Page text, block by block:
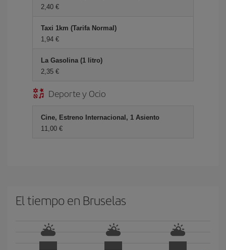
2,40 €
Taxi 1km (Tarifa Normal)
1,94 €
La Gasolina (1 litro)
2,35 €
Deporte y Ocio
Cine, Estreno Internacional, 1 Asiento
11,00 €
El tiempo en Bruselas